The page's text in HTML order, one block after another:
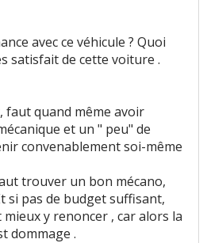
avec ce véhicule ? Quoi
satisfait de cette voiture .
faut quand même avoir
et un " peu" de
convenablement soi-même
trouver un bon mécano,
si pas de budget suffisant,
y renoncer , car alors la
dommage .